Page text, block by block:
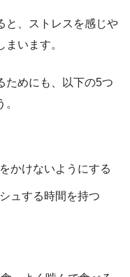
と、ストレスを感じや
まいます。
ためにも、以下の5つ
かけないようにする
ュする時間を持つ